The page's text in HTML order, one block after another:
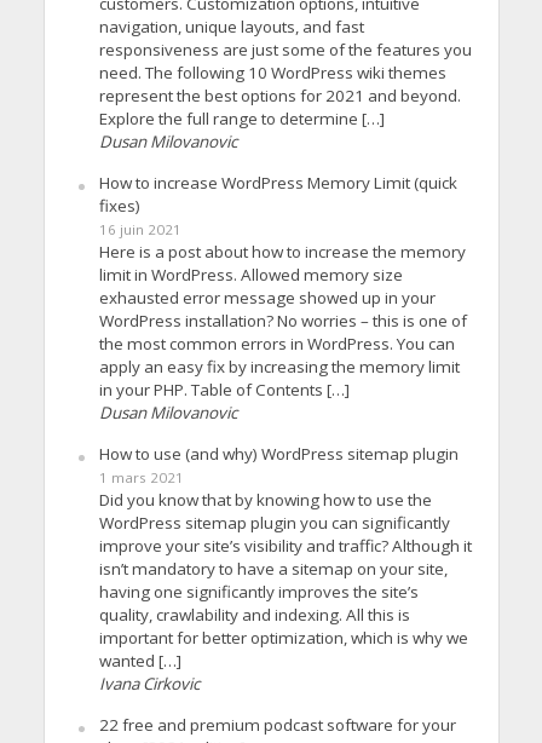
navigation, unique layouts, and fast
responsiveness are just some of the features you
need. The following 10 WordPress wiki themes
represent the best options for 2021 and beyond.
Explore the full range to determine […]
Dusan Milovanovic
How to increase WordPress Memory Limit (quick
fixes)
16 juin 2021
Here is a post about how to increase the memory
limit in WordPress. Allowed memory size
exhausted error message showed up in your
WordPress installation? No worries – this is one of
the most common errors in WordPress. You can
apply an easy fix by increasing the memory limit
in your PHP. Table of Contents […]
Dusan Milovanovic
How to use (and why) WordPress sitemap plugin
1 mars 2021
Did you know that by knowing how to use the
WordPress sitemap plugin you can significantly
improve your site’s visibility and traffic? Although it
isn’t mandatory to have a sitemap on your site,
having one significantly improves the site’s
quality, crawlability and indexing. All this is
important for better optimization, which is why we
wanted […]
Ivana Cirkovic
22 free and premium podcast software for your